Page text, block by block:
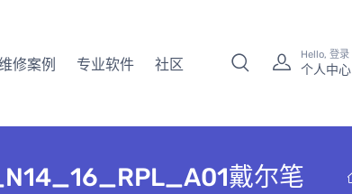
修案例 专业软件 社区
Hello, 登录
个人中心
戴尔笔